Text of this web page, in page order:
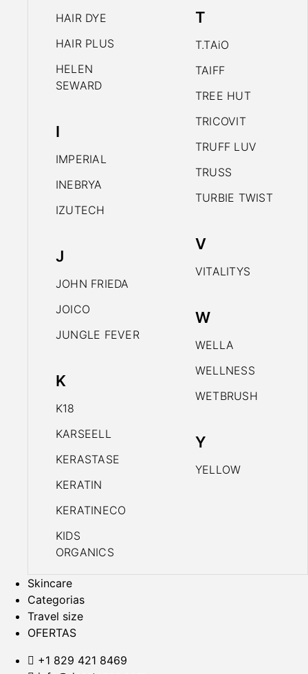
HAIR DYE
HAIR PLUS
HELEN
SEWARD
I
IMPERIAL
INEBRYA
IZUTECH
J
JOHN FRIEDA
JOICO
JUNGLE FEVER
K
K18
KARSEELL
KERASTASE
KERATIN
KERATINECO
KIDS
ORGANICS
T
T.TAiO
TAIFF
TREE HUT
TRICOVIT
TRUFF LUV
TRUSS
TURBIE TWIST
V
VITALITYS
W
WELLA
WELLNESS
WETBRUSH
Y
YELLOW
Skincare
Categorias
Travel size
OFERTAS
+1 829 421 8469